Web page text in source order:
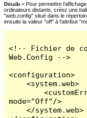
Détails = Pour permettre
ordinateurs distants, créez une
"web.config" situé dans le
ensuite la valeur "off" à l'attribut
<!-- Fichier de
Web.Config -->
<configuration>
    <system.web>
        <customErrors
mode="Off"/>
    </system.web>